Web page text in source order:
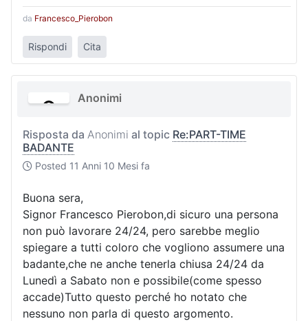
da Francesco_Pierobon
Rispondi Cita
Anonimi
Risposta da Anonimi al topic Re:PART-TIME
BADANTE
Posted 11 Anni 10 Mesi fa
Buona sera,
Signor Francesco Pierobon,di sicuro una persona
non può lavorare 24/24, pero sarebbe meglio
spiegare a tutti coloro che vogliono assumere una
badante,che ne anche tenerla chiusa 24/24 da
Lunedì a Sabato non e possibile(come spesso
accade)Tutto questo perché ho notato che
nessuno non parla di questo argomento.